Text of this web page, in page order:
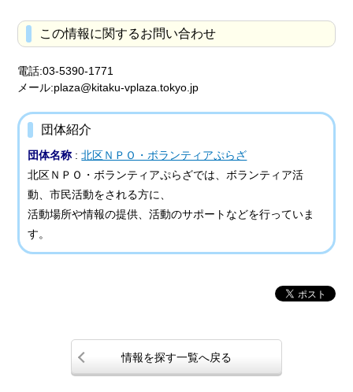
この情報に関するお問い合わせ
電話:03-5390-1771
メール:plaza@kitaku-vplaza.tokyo.jp
団体紹介
団体名称 :北区ＮＰＯ・ボランティアぷらざ
北区ＮＰＯ・ボランティアぷらざでは、ボランティア活
動、市民活動をされる方に、
活動場所や情報の提供、活動のサポートなどを行っていま
す。
情報を探す一覧へ戻る